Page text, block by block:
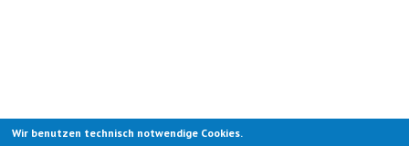
Wir benutzen technisch notwendige Cookies.